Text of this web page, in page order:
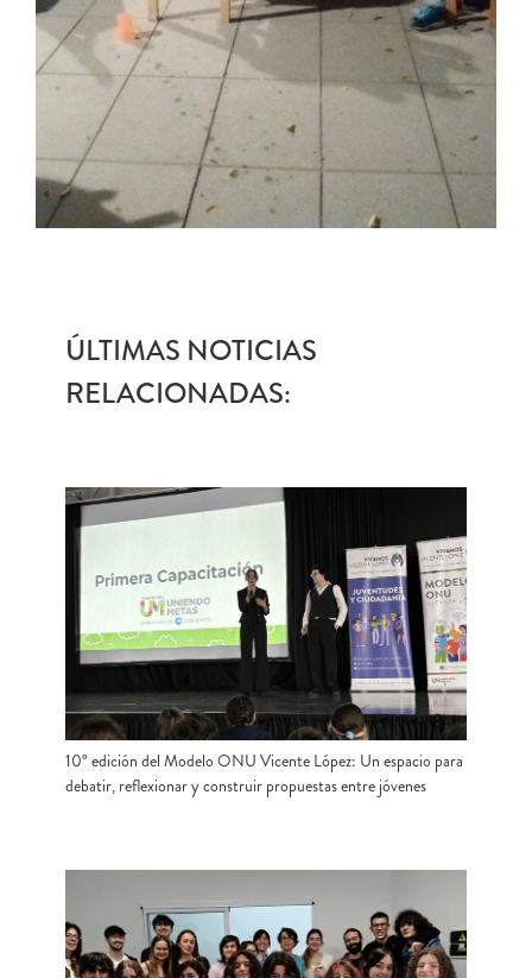
ÚLTIMAS NOTICIAS
RELACIONADAS:
10° edición del Modelo ONU Vicente López: Un espacio para
debatir, reflexionar y construir propuestas entre jóvenes